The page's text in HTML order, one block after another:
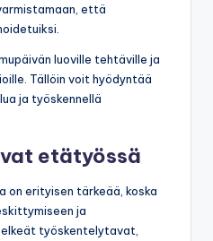
että
luoville tehtäville ja
Tällöin voit hyödyntää
ja työskennellä
etätyössä
on erityisen tärkeää, koska
ja
työskentelytavat,